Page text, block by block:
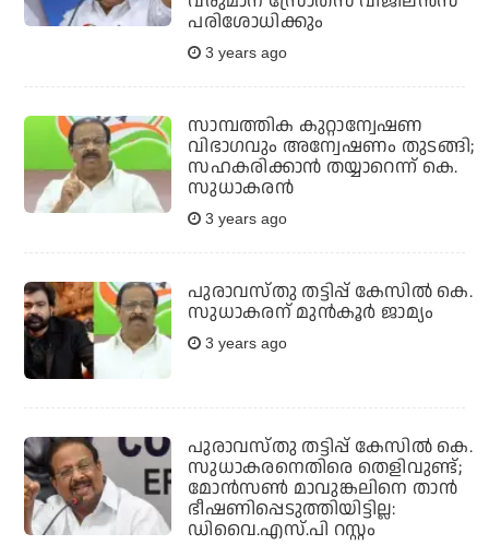
പരിശോധിക്കും
3 years ago
സാമ്പത്തിക കുറ്റാന്വേഷണ
വിഭാഗവും അന്വേഷണം തുടങ്ങി;
സഹകരിക്കാന്‍ തയ്യാറെന്ന് കെ.
സുധാകരന്‍
3 years ago
പുരാവസ്തു തട്ടിപ്പ് കേസില്‍ കെ.
സുധാകരന് മുന്‍കൂര്‍ ജാമ്യം
3 years ago
പുരാവസ്തു തട്ടിപ്പ് കേസില്‍ കെ.
സുധാകരനെതിരെ തെളിവുണ്ട്;
മോന്‍സണ്‍ മാവുങ്കലിനെ താന്‍
ഭീഷണിപ്പെടുത്തിയിട്ടില്ല:
ഡിവൈ.എസ്.പി റസ്റ്റം